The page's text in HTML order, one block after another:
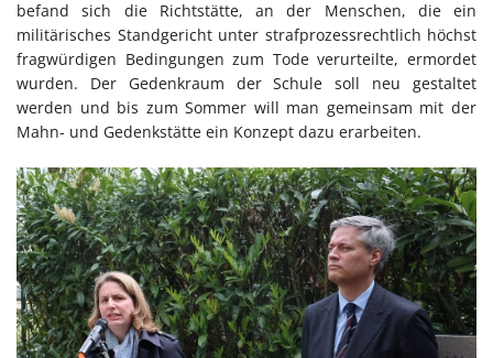
befand sich die Richtstätte, an der Menschen, die ein
militärisches Standgericht unter strafprozessrechtlich höchst
fragwürdigen Bedingungen zum Tode verurteilte, ermordet
wurden. Der Gedenkraum der Schule soll neu gestaltet
werden und bis zum Sommer will man gemeinsam mit der
Mahn- und Gedenkstätte ein Konzept dazu erarbeiten.